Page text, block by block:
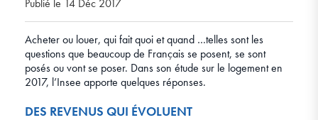
Publié le 14 Déc 2017
Acheter ou louer, qui fait quoi et quand …telles sont les
questions que beaucoup de Français se posent, se sont
posés ou vont se poser. Dans son étude sur le logement en
2017, l’Insee apporte quelques réponses.
DES REVENUS QUI ÉVOLUENT